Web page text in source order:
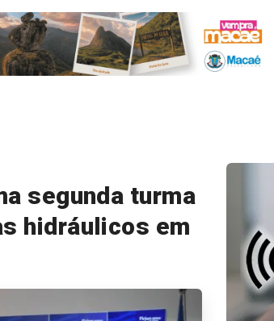
segunda turma
hidráulicos em